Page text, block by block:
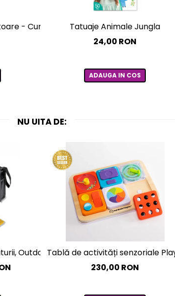
- Curcubee
Tatuaje Animale Jungla
24,00 RON
ADAUGA IN COS
NU UITA DE:
Outdoor Adventure
Tablă de activități senzoriale
230,00 RON